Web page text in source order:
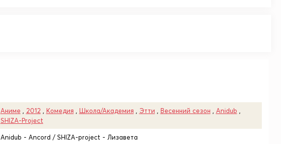
Аниме 2012 Комедия Школа/Академия Этти Весенний сезон Anidub
SHIZA-Project
Anidub - Ancord / SHIZA-project - Лизавета